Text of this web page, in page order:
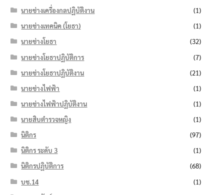
นายช่างเครื่องกลปฏิบัติงาน
(1)
นายช่างเทคนิค (โยธา)
(1)
นายช่างโยธา
(32)
นายช่างโยธาปฏิบัติการ
(7)
นายช่างโยธาปฏิบัติงาน
(21)
นายช่างไฟฟ้า
(1)
นายช่างไฟฟ้าปฏิบัติงาน
(1)
นายสิบตำรวจหญิง
(1)
นิติกร
(97)
นิติกร ระดับ 3
(1)
นิติกรปฏิบัติการ
(68)
บช.14
(1)